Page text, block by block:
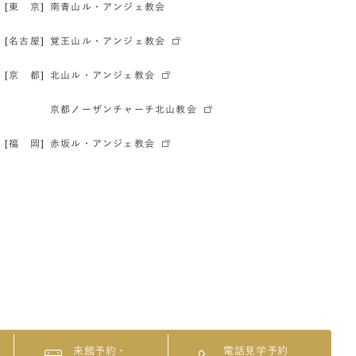
[東 京] 南青山ル・アンジェ教会
[名古屋] 覚王山ル・アンジェ教会
[京 都] 北山ル・アンジェ教会
京都ノーザンチャーチ北山教会
[福 岡] 赤坂ル・アンジェ教会
来館予約・ 電話見学予約